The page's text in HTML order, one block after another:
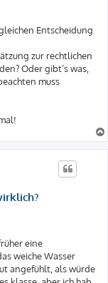
Entscheidung
zur rechtlichen
Oder gibt’s was,
muss
eine
weiche Wasser
angefühlt, als würde